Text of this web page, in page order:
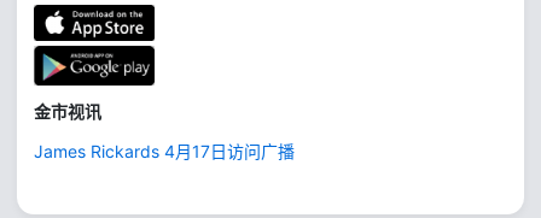
金市视讯
James Rickards 4月17日访问广播